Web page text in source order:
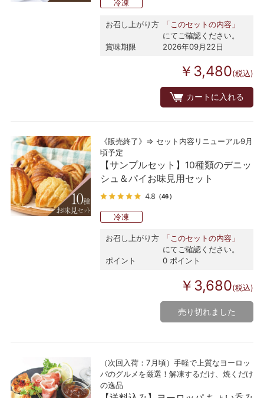
冷凍
お召し上がり方
「このセットの内容」
にてご確認ください。
賞味期限
2026年09月22日
￥3,480(税込)
カートに入れる
《販売終了》⇒ セット内容リニューアル9月
頃予定
【サンプルセット】10種類のデニッ
シュ＆パイお味見用セット
4.8 （46）
冷凍
お召し上がり方
「このセットの内容」
にてご確認ください。
ポイント
0 ポイント
￥3,680(税込)
売り切れました
（次回入荷：7月頃）手軽で上質なヨーロッ
パのグルメを厳選！解凍するだけ、焼くだけ
の逸品